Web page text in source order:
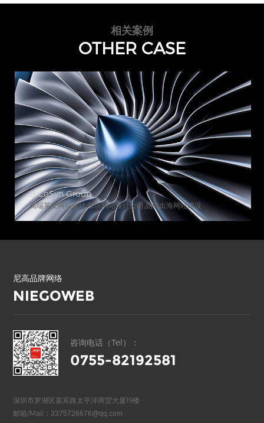
相关案例
OTHER CASE
BiCoSyn Group
高端英文网站设计,深圳网站设计公司,品牌出海网站建设
尼高品牌网络
NIEGOWEB
咨询电话（Tel）：
0755-82192581
深圳市罗湖区嘉宾路太平洋商贸大厦19楼
邮箱/Mail： 3375726676@qq.com